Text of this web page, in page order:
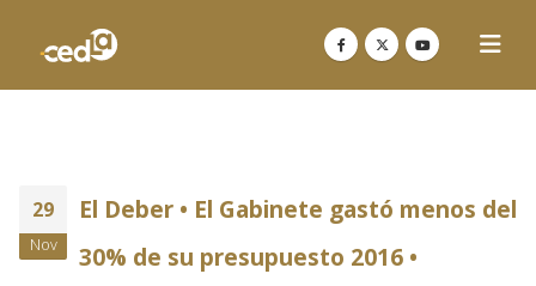
29
Nov
El Deber • El Gabinete gastó menos del
30% de su presupuesto 2016 •